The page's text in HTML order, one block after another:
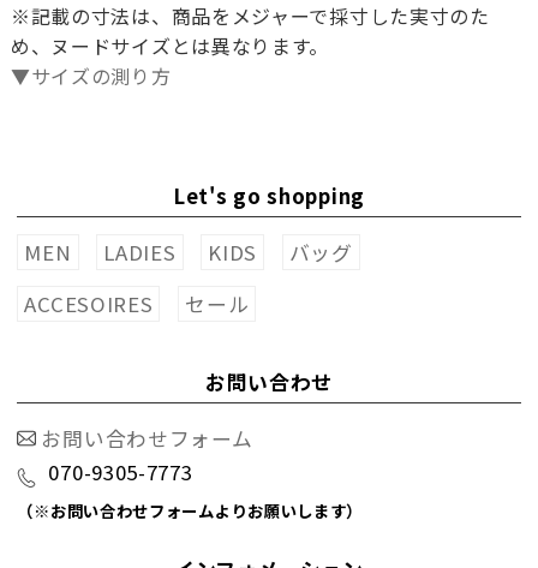
※記載の寸法は、商品をメジャーで採寸した実寸のた
め、ヌードサイズとは異なります。
▼サイズの測り方
Let's go shopping
MEN
LADIES KIDS
バッグ
ACCESOIRES
セール
お問い合わせ
お問い合わせフォーム
070-9305-7773
（※お問い合わせフォームよりお願いします）